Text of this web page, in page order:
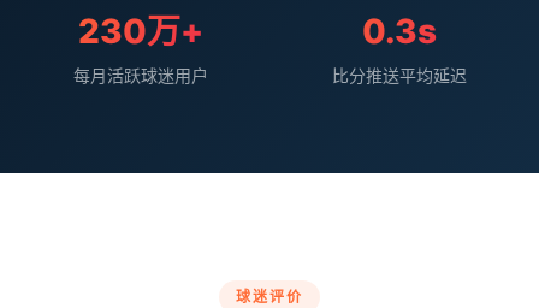
230万+
每月活跃球迷用户
0.3s
比分推送平均延迟
球迷评价